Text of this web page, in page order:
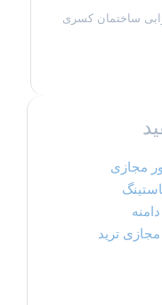
ساختمان کسری
مجازی
ترید